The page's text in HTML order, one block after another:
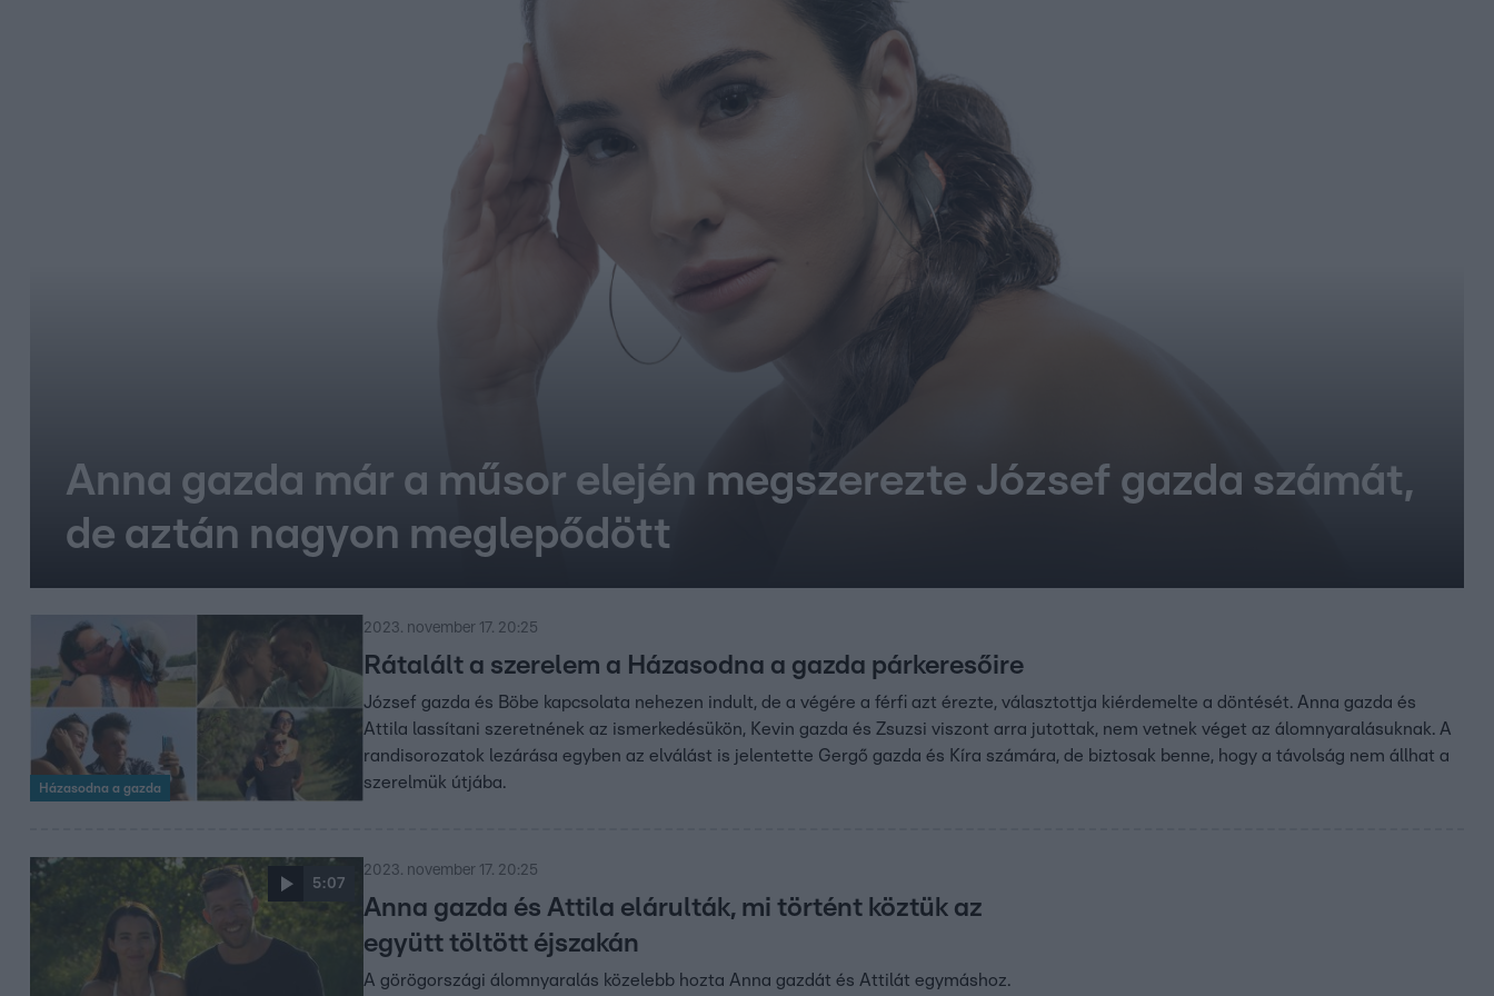
Anna gazda már a műsor elején megszerezte József gazda számát,
de aztán nagyon meglepődött
Házasodna a gazda
2023. november 17. 20:25
Rátalált a szerelem a Házasodna a gazda párkeresőire
József gazda és Böbe kapcsolata nehezen indult, de a végére a férfi azt érezte, választottja kiérdemelte a döntését. Anna gazda és
Attila lassítani szeretnének az ismerkedésükön, Kevin gazda és Zsuzsi viszont arra jutottak, nem vetnek véget az álomnyaralásuknak. A
randisorozatok lezárása egyben az elválást is jelentette Gergő gazda és Kíra számára, de biztosak benne, hogy a távolság nem állhat a
szerelmük útjába.
5:07
2023. november 17. 20:25
Anna gazda és Attila elárulták, mi történt köztük az
együtt töltött éjszakán
A görögországi álomnyaralás közelebb hozta Anna gazdát és Attilát egymáshoz.